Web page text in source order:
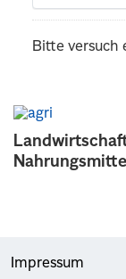
Bitte versuch
Impressum